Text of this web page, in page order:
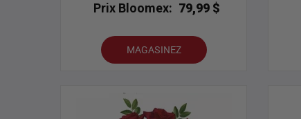
Prix Bloomex: 79,99 $
MAGASINEZ